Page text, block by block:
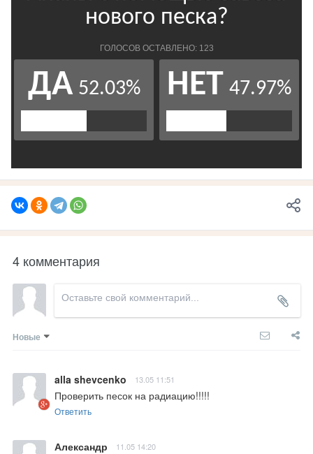
4 комментария
Новые
alla shevcenko 13.05 11:51
Проверить песок на радиацию!!!!!
Ответить
Александр 11.05 14:20